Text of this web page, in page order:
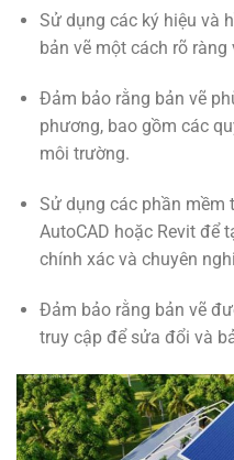
Sử dụng các ký hiệu và
bản vẽ một cách rõ ràng
Đảm bảo rằng bản vẽ
phương, bao gồm các
môi trường.
Sử dụng các phần mềm
AutoCAD hoặc Revit để
chính xác và chuyên
Đảm bảo rằng bản vẽ
truy cập để sửa đổi và